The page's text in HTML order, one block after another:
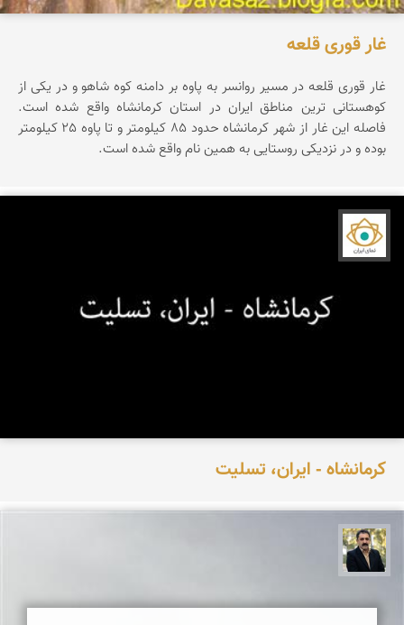
غار قوری قلعه
غار قوری قلعه در مسیر روانسر به پاوه بر دامنه کوه شاهو و در یکی از
کوهستانی ترین مناطق ایران در استان کرمانشاه واقع شده است.
فاصله این غار از شهر کرمانشاه حدود 85 کیلومتر و تا پاوه 25 کیلومتر
بوده و در نزدیکی روستایی به همین نام واقع شده است.
کرمانشاه - ایران، تسلیت